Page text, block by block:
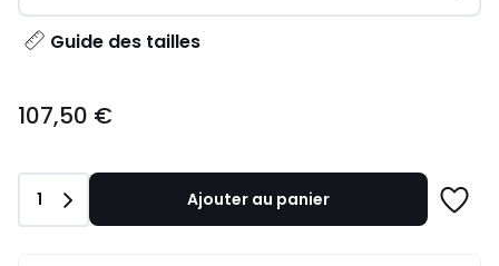
Guide des tailles
€.
107,50 €
Quantité
1 Ajouter au panier